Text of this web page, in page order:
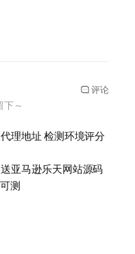
下～
评论
理地址 检测环境评分
亚马逊乐天网站源码
测